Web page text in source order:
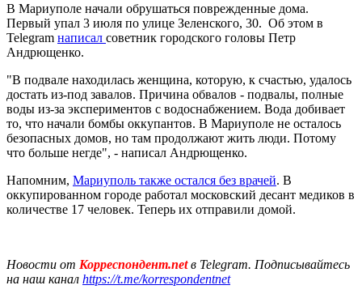
В Мариуполе начали обрушаться поврежденные дома.
Первый упал 3 июля по улице Зеленского, 30. Об этом в
Telegram написал советник городского головы Петр
Андрющенко.
"В подвале находилась женщина, которую, к счастью, удалось
достать из-под завалов. Причина обвалов - подвалы, полные
воды из-за экспериментов с водоснабжением. Вода добивает
то, что начали бомбы оккупантов. В Мариуполе не осталось
безопасных домов, но там продолжают жить люди. Потому
что больше негде", - написал Андрющенко.
Напомним, Мариуполь также остался без врачей. В
оккупированном городе работал московский десант медиков в
количестве 17 человек. Теперь их отправили домой.
Новости от Корреспондент.netв Telegram. Подписывайтесь
на наш канал https://t.me/korrespondentnet